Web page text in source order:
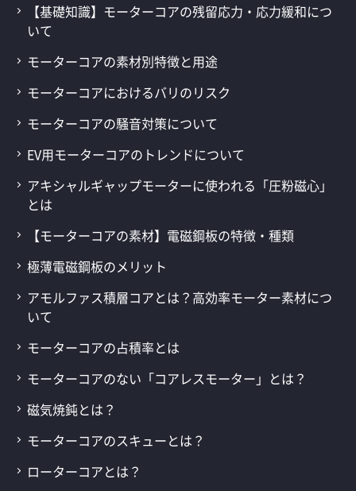
【基礎知識】モーターコアの残留応力・応力緩和につ
いて
モーターコアの素材別特徴と用途
モーターコアにおけるバリのリスク
モーターコアの騒音対策について
EV用モーターコアのトレンドについて
アキシャルギャップモーターに使われる「圧粉磁心」
とは
【モーターコアの素材】電磁鋼板の特徴・種類
極薄電磁鋼板のメリット
アモルファス積層コアとは？高効率モーター素材につ
いて
モーターコアの占積率とは
モーターコアのない「コアレスモーター」とは？
磁気焼鈍とは？
モーターコアのスキューとは？
ローターコアとは？